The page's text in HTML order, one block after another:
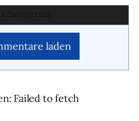
laden
Failed to fetch